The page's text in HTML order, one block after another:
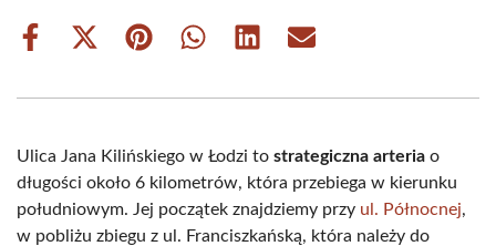
Share
Share
(Twitter)
Share Share Share Share
Ulica Jana Kilińskiego w Łodzi to strategiczna arteria o
długości około 6 kilometrów, która przebiega w kierunku
południowym. Jej początek znajdziemy przy ul. Północnej,
w pobliżu zbiegu z ul. Franciszkańską, która należy do